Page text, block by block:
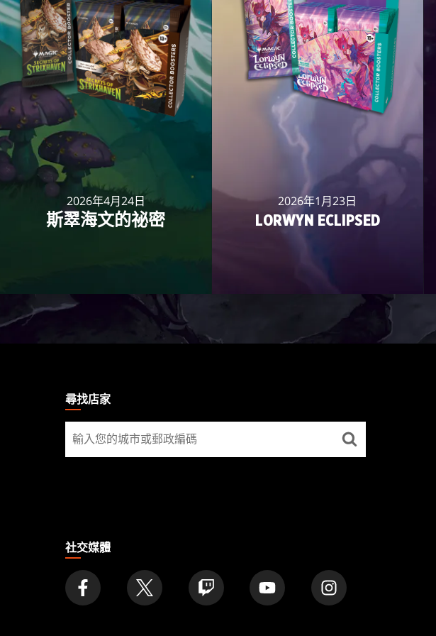
2026年4月24日
斯翠海文的祕密
2026年1月23日
LORWYN ECLIPSED
GATHERING尋找店家
尋
找
社交媒體